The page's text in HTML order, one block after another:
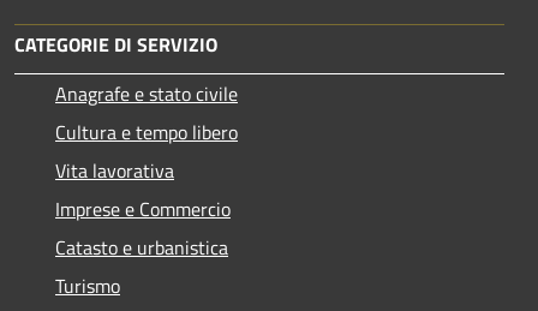
CATEGORIE DI SERVIZIO
Anagrafe e stato civile
Cultura e tempo libero
Vita lavorativa
Imprese e Commercio
Catasto e urbanistica
Turismo